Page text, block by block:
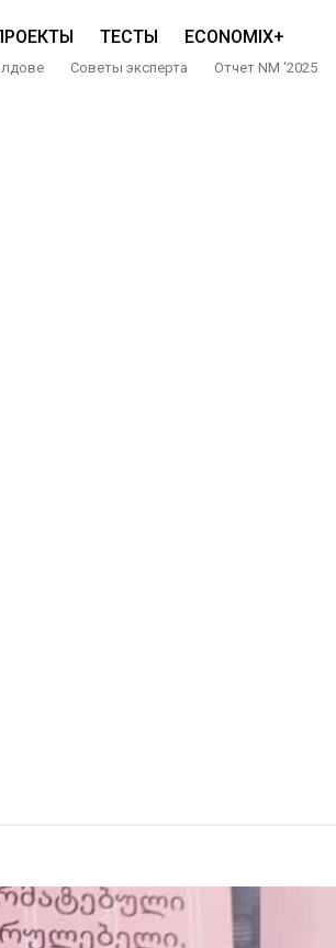
ТЕСТЫ ECONOMIX+
Советы эксперта Отчет NM ‘2025